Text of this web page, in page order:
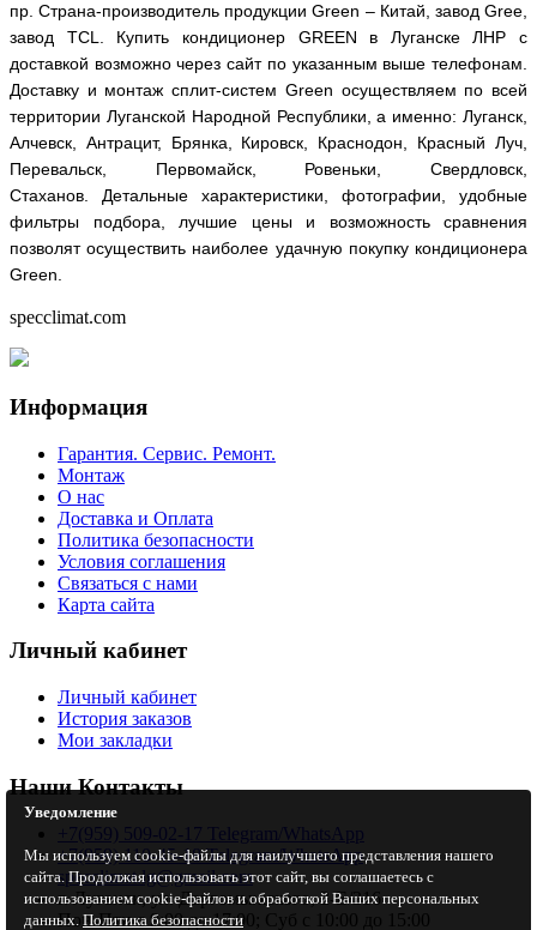
пр. Страна-производитель продукцииGreen – Китай, заводGree,
завод TCL. Купить кондиционер GREEN в Луганске ЛНР с
доставкой возможно через сайт по указанным выше телефонам.
Доставку и монтаж сплит-систем Green осуществляем по всей
территории Луганской Народной Республики, а именно: Луганск,
Алчевск, Антрацит, Брянка, Кировск, Краснодон, Красный Луч,
Перевальск, Первомайск, Ровеньки, Свердловск,
Стаханов. Детальные характеристики, фотографии, удобные
фильтры подбора, лучшие цены и возможность сравнения
позволят осуществить наиболее удачную покупку кондиционера
Green.
specclimat.com
Информация
Гарантия. Сервис. Ремонт.
Монтаж
О нас
Доставка и Оплата
Политика безопасности
Условия соглашения
Связаться с нами
Карта сайта
Личный кабинет
Личный кабинет
История заказов
Мои закладки
Наши Контакты
+7(959) 509-02-17 Telegram/WhatsApp
+7(959) 110-45-18 Telegram/WhatsApp
specclimat.lg@gmail.com
г. Луганск, ул. Даргомыжского, 2-Е/216
Пон-Птн с 9:00 до 17:00; Суб с 10:00 до 15:00
Уведомление
Мы используем cookie-файлы для наилучшего представления нашего
сайта. Продолжая использовать этот сайт, вы соглашаетесь с
использованием cookie-файлов и обработкой Ваших персональных
данных.Политика безопасности